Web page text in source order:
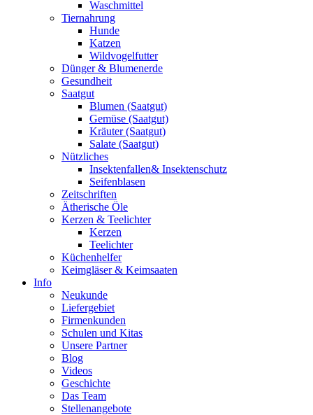
Waschmittel
Tiernahrung
Hunde
Katzen
Wildvogelfutter
Dünger & Blumenerde
Gesundheit
Saatgut
Blumen (Saatgut)
Gemüse (Saatgut)
Kräuter (Saatgut)
Salate (Saatgut)
Nützliches
Insektenfallen& Insektenschutz
Seifenblasen
Zeitschriften
Ätherische Öle
Kerzen & Teelichter
Kerzen
Teelichter
Küchenhelfer
Keimgläser & Keimsaaten
Info
Neukunde
Liefergebiet
Firmenkunden
Schulen und Kitas
Unsere Partner
Blog
Videos
Geschichte
Das Team
Stellenangebote